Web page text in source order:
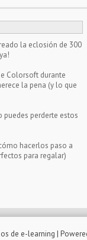
la eclosión de 300
Colorsoft durante
la pena (y lo que
puedes perderte estos
hacerlos paso a
para regalar)
de e-learning |